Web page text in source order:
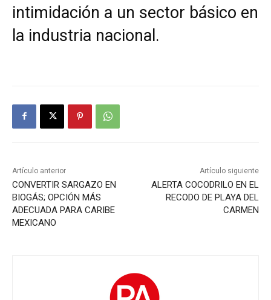
intimidación a un sector básico en
la industria nacional.
Artículo anterior
CONVERTIR SARGAZO EN
BIOGÁS; OPCIÓN MÁS
ADECUADA PARA CARIBE
MEXICANO
Artículo siguiente
ALERTA COCODRILO EN EL
RECODO DE PLAYA DEL
CARMEN